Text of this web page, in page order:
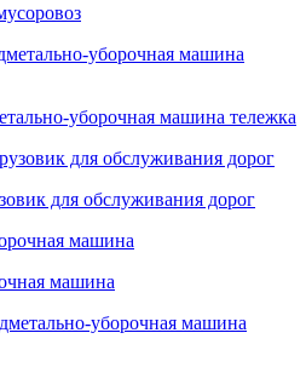
уборочная машина тележка
для обслуживания дорог
машина